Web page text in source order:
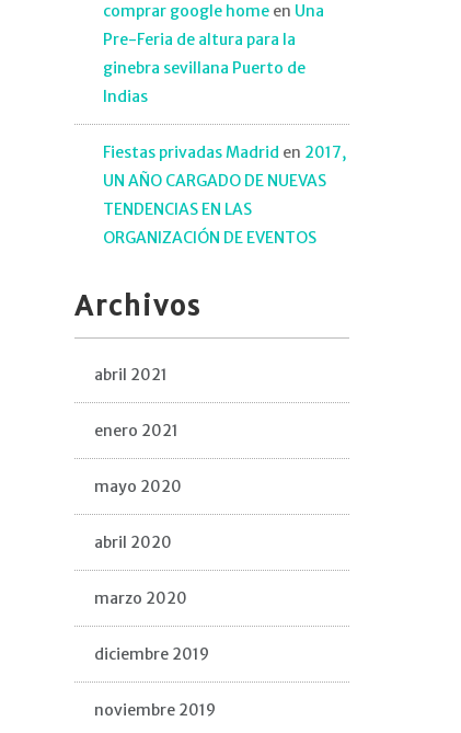
comprar google homeen Una
Pre-Feria de altura para la
ginebra sevillana Puerto de
Indias
Fiestas privadas Madrid en 2017,
UN AÑO CARGADO DE NUEVAS
TENDENCIAS EN LAS
ORGANIZACIÓN DE EVENTOS
Archivos
abril 2021
enero 2021
mayo 2020
abril 2020
marzo 2020
diciembre 2019
noviembre 2019